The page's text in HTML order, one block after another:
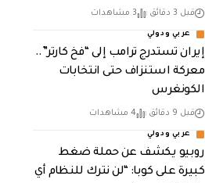
قبل 3 دقائق 3 مشاهدات
عربي ودولي
إيران تستدرج ترامب إلى “فخ كارتر”..
معركة استنزاف حتى انتخابات
الكونغرس
قبل 9 دقائق 4 مشاهدات
عربي ودولي
روبيو يكشف عن حملة ضغط
كبيرة على كوبا: “لن نترك للنظام أي